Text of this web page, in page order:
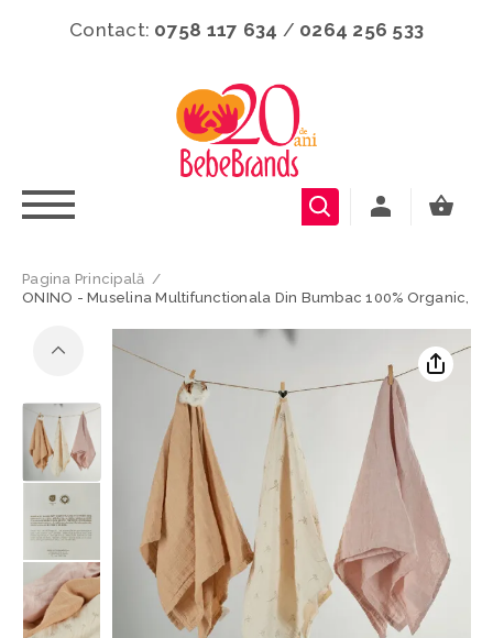
Contact: 0758 117 634 / 0264 256 533
Pagina Principală /
ONINO - Muselina Multifunctionala Din Bumbac 100% Organic,